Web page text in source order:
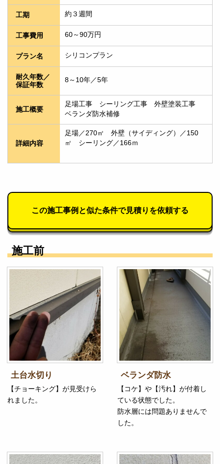
工期 約３週間
工事費用 60～90万円
プラン名 シリコンプラン
耐久年数／
保証年数
8～10年／5年
施工概要
足場工事　シーリング工事　外壁塗装工事
ベランダ防水補修
詳細内容
足場／270㎡　外壁（サイディング）／150
㎡　シーリング／166ｍ
この施工事例と似た条件で見積りを依頼する
施工前
土台水切り
【チョーキング】が見受けら
れました。
ベランダ防水
【コケ】や【汚れ】が付着し
ている状態でした。
防水層には問題ありませんで
した。